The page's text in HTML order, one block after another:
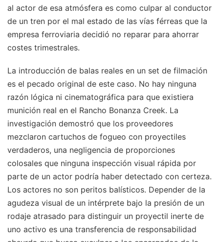
al actor de esa atmósfera es como culpar al conductor
de un tren por el mal estado de las vías férreas que la
empresa ferroviaria decidió no reparar para ahorrar
costes trimestrales.
La introducción de balas reales en un set de filmación
es el pecado original de este caso. No hay ninguna
razón lógica ni cinematográfica para que existiera
munición real en el Rancho Bonanza Creek. La
investigación demostró que los proveedores
mezclaron cartuchos de fogueo con proyectiles
verdaderos, una negligencia de proporciones
colosales que ninguna inspección visual rápida por
parte de un actor podría haber detectado con certeza.
Los actores no son peritos balísticos. Depender de la
agudeza visual de un intérprete bajo la presión de un
rodaje atrasado para distinguir un proyectil inerte de
uno activo es una transferencia de responsabilidad